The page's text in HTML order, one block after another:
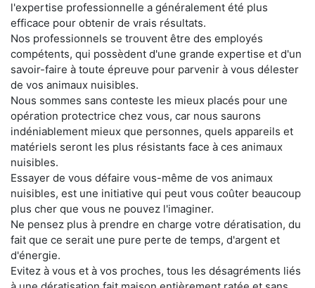
l'expertise professionnelle a généralement été plus
efficace pour obtenir de vrais résultats.
Nos professionnels se trouvent être des employés
compétents, qui possèdent d'une grande expertise et d'un
savoir-faire à toute épreuve pour parvenir à vous délester
de vos animaux nuisibles.
Nous sommes sans conteste les mieux placés pour une
opération protectrice chez vous, car nous saurons
indéniablement mieux que personnes, quels appareils et
matériels seront les plus résistants face à ces animaux
nuisibles.
Essayer de vous défaire vous-même de vos animaux
nuisibles, est une initiative qui peut vous coûter beaucoup
plus cher que vous ne pouvez l'imaginer.
Ne pensez plus à prendre en charge votre dératisation, du
fait que ce serait une pure perte de temps, d'argent et
d'énergie.
Evitez à vous et à vos proches, tous les désagréments liés